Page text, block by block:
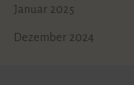
Januar 2025
Dezember 2024